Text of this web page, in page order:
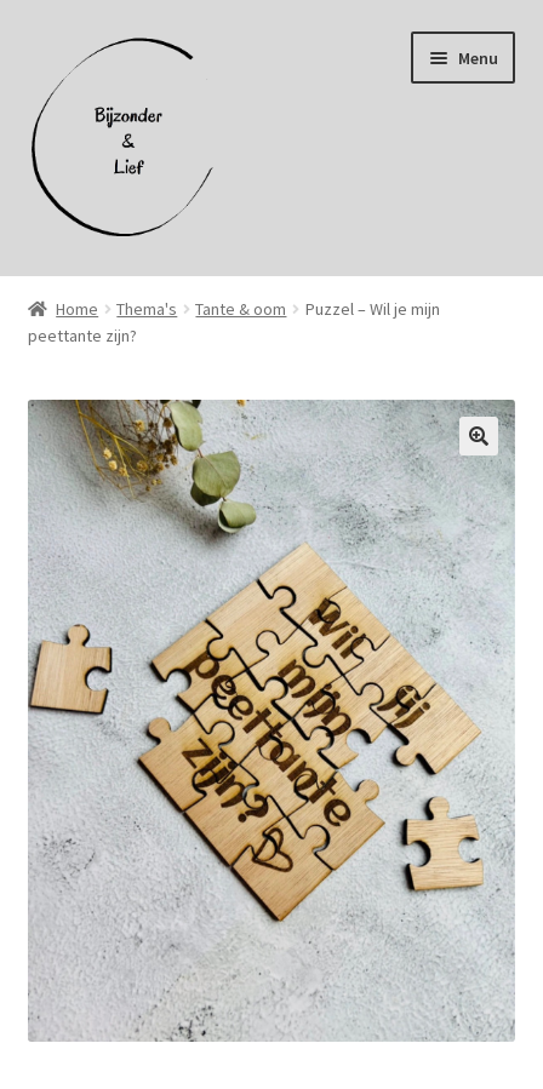
door
naar
navigatie
naar
de
inhoud
Menu
Home
Afhalen
Afrekenen
Algemene voorwaarden
Cookiebeleid (EU)
Mijn account
Privacybeleid
Terugbetaal- en retourneringsbeleid
Waarom Bijzonder&Lief?
Winkel
Winkelwagen
Home Thema's Tante & oom
Puzzel – Wil je mijn
peettante zijn?